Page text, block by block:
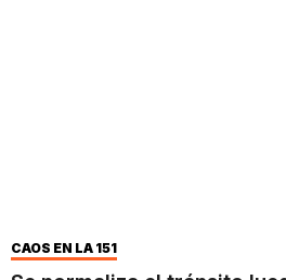
CAOS EN LA 151